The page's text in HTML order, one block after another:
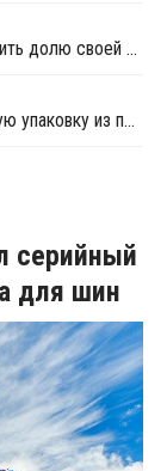
Компания "ДАВН" объявила о планах увеличить долю своей полимерной продукции в России
AstraZeneca намерена перейти на блистерную упаковку из полипропилена
серийный
для шин